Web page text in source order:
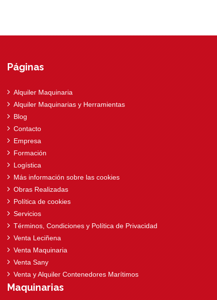
Páginas
Alquiler Maquinaria
Alquiler Maquinarias y Herramientas
Blog
Contacto
Empresa
Formación
Logística
Más información sobre las cookies
Obras Realizadas
Política de cookies
Servicios
Términos, Condiciones y Política de Privacidad
Venta Leciñena
Venta Maquinaria
Venta Sany
Venta y Alquiler Contenedores Marítimos
Maquinarias